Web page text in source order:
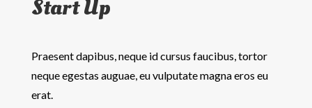
Start Up
Praesent dapibus, neque id cursus faucibus, tortor
neque egestas auguae, eu vulputate magna eros eu
erat.